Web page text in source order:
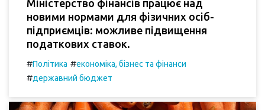
Міністерство фінансів працює над
новими нормами для фізичних осіб-
підприємців: можливе підвищення
податкових ставок.
#Політика #економіка, бізнес та фінанси
#державний бюджет